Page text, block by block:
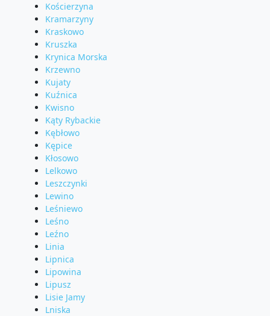
Kościerzyna
Kramarzyny
Kraskowo
Kruszka
Krynica Morska
Krzewno
Kujaty
Kuźnica
Kwisno
Kąty Rybackie
Kębłowo
Kępice
Kłosowo
Lelkowo
Leszczynki
Lewino
Leśniewo
Leśno
Leźno
Linia
Lipnica
Lipowina
Lipusz
Lisie Jamy
Lniska